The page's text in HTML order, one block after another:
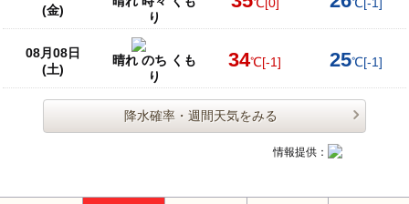
(金)
り
08月08日
(土)
晴れ のち くも
り
34℃[-1] 25℃[-1]
降水確率・週間天気をみる
情報提供：